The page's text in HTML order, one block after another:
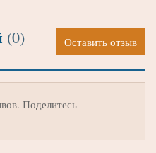
(0) Оставить отзыв
Поделитесь